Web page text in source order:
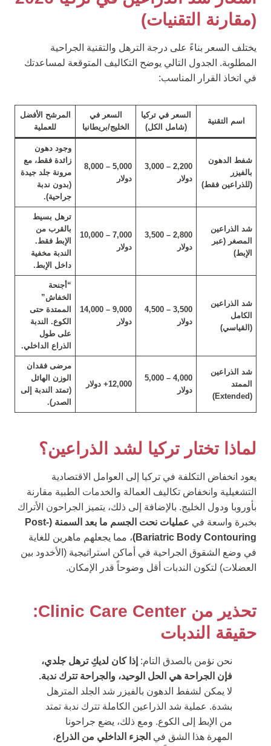
(مقارنة التقنيات)
يختلف السعر بناءً على درجة الترهل والتقنية الجراحية
المطلوبة. الجدول التالي يوضح التكاليف المتوقعة لمساعدتك
في اتخاذ القرار المناسب:
اسم التقنية
السعر في تركيا
(شامل الكل)
السعر في
الخليج/بريطانيا
المرشح الأفضل
للعملية
شفط الدهون
بالفيزر
(للذراعين فقط)
2,200 – 3,000
دولار
5,000 – 8,000
دولار
وجود دهون
زائدة فقط، مع
مرونة جلد جيدة
(بدون ندبة
جراحية).
شد الذراعين
المصغر (عبر
الإبط)
2,800 – 3,500
دولار
7,000 – 10,000
دولار
ترهل بسيط
بالقرب من
الإبط فقط.
الندبة مخفية
داخل الإبط.
شد الذراعين
الكامل
(القياسي)
3,500 – 4,500
دولار
9,000 – 14,000
دولار
“أجنحة
الخفاش”
الممتدة حتى
الكوع. الندبة
على طول
الذراع الداخلي.
شد الذراعين
الممتد
(Extended)
4,000 – 5,000
دولار
12,000+ دولار
مرضى فقدان
الوزن الهائل
(تمتد الندبة إلى
الصدر).
لماذا تختار تركيا لشد الذراعين؟
يعود انخفاض التكلفة في تركيا إلى العوامل الاقتصادية
التشغيلية وانخفاض تكاليف العمالة والخدمات الطبية مقارنة
بأوروبا ودول الخليج. بالإضافة إلى ذلك، يتميز الجراحون الأتراك
بخبرة واسعة في
عمليات نحت الجسم ما بعد السمنة (Post-
Bariatric Body Contouring) ، مما يجعلهم ماهرين للغاية
في وضع الشقوق الجراحية في أماكن استراتيجية (الأخدود بين
العضلات) لتكون الندبات أقل وضوحاً قدر الإمكان.
تحذير من Clinic Care Center:
حقيقة الندبات
نحن نؤمن بالصدق التام: إذا كان لديكِ ترهل جلدي،
فإن الجراحة هي الحل الوحيد، والجراحة تترك ندبة.
لا يمكن لشفط الدهون بالفيزر شد الجلد المترهل
بشدة. عملية شد الذراعين الكاملة تترك ندبة تمتد
من الإبط إلى الكوع. ومع ذلك، يضع جراحونا
المهرة هذا الشق في الجزء الداخلي من الذراع،